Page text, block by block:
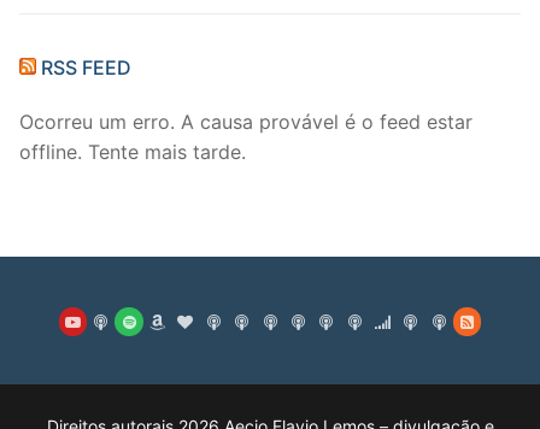
RSS FEED
Ocorreu um erro. A causa provável é o feed estar
offline. Tente mais tarde.